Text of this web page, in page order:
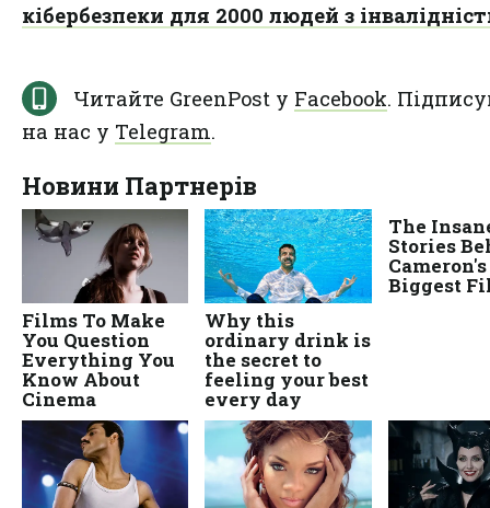
кібербезпеки для 2000 людей з
Читайте GreenPost у Facebook.
на нас у Telegram.